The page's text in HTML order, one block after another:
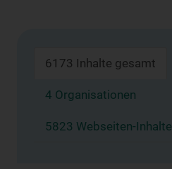
6173 Inhalte gesamt
4 Organisationen
5823 Webseiten-Inhalte